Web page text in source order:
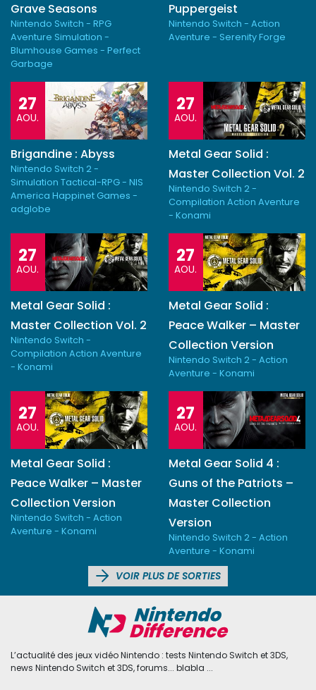
Grave Seasons
Nintendo Switch - RPG
Aventure Simulation -
Blumhouse Games - Perfect
Garbage
Puppergeist
Nintendo Switch - Action
Aventure - Serenity Forge
27
AOU.
Brigandine : Abyss
Nintendo Switch 2 -
Simulation Tactical-RPG - NIS
America Happinet Games -
adglobe
27
AOU.
Metal Gear Solid :
Master Collection Vol. 2
Nintendo Switch 2 -
Compilation Action Aventure
- Konami
27
AOU.
Metal Gear Solid :
Master Collection Vol. 2
Nintendo Switch -
Compilation Action Aventure
- Konami
27
AOU.
Metal Gear Solid :
Peace Walker – Master
Collection Version
Nintendo Switch 2 - Action
Aventure - Konami
27
AOU.
Metal Gear Solid :
Peace Walker – Master
Collection Version
Nintendo Switch - Action
Aventure - Konami
27
AOU.
Metal Gear Solid 4 :
Guns of the Patriots –
Master Collection
Version
Nintendo Switch 2 - Action
Aventure - Konami
VOIR PLUS DE SORTIES
L’actualité des jeux vidéo Nintendo : tests Nintendo Switch et 3DS,
news Nintendo Switch et 3DS, forums... blabla ...